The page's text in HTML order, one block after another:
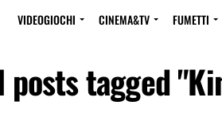
VIDEOGIOCHI CINEMA&TV FUMETTI
posts tagged